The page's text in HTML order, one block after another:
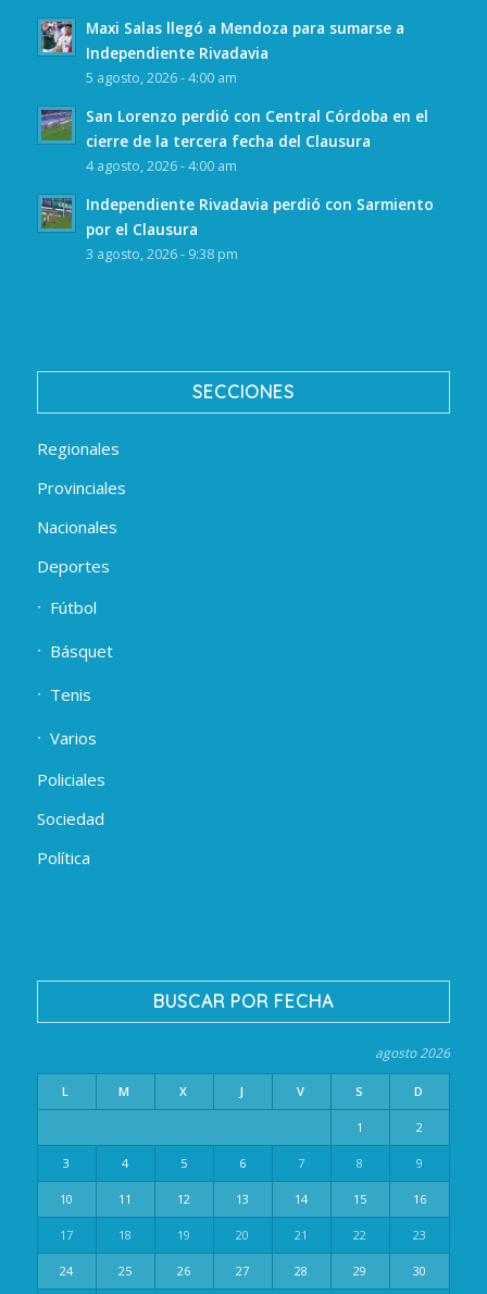
Maxi Salas llegó a Mendoza para sumarse a
Independiente Rivadavia
5 agosto, 2026 - 4:00 am
San Lorenzo perdió con Central Córdoba en el
cierre de la tercera fecha del Clausura
4 agosto, 2026 - 4:00 am
Independiente Rivadavia perdió con Sarmiento
por el Clausura
3 agosto, 2026 - 9:38 pm
SECCIONES
Regionales
Provinciales
Nacionales
Deportes
Fútbol
Básquet
Tenis
Varios
Policiales
Sociedad
Política
BUSCAR POR FECHA
agosto 2026
L M X J V S D
1 2
3 4 5 6 7 8 9
10 11 12 13 14 15 16
17 18 19 20 21 22 23
24 25 26 27 28 29 30